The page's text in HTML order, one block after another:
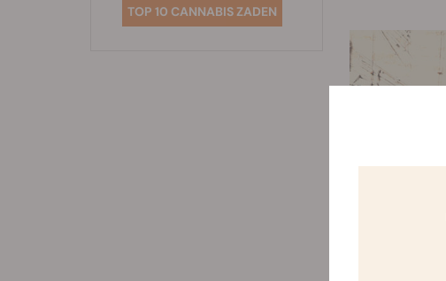
TOP 10 CANNABIS ZADEN